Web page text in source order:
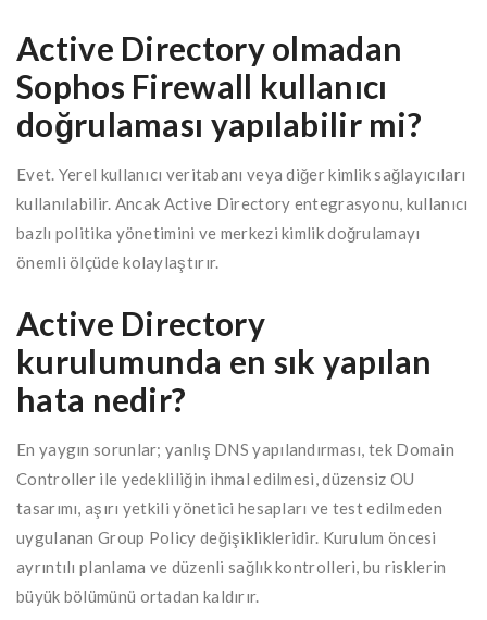
Active Directory olmadan
Sophos Firewall kullanıcı
doğrulaması yapılabilir mi?
Evet. Yerel kullanıcı veritabanı veya diğer kimlik sağlayıcıları
kullanılabilir. Ancak Active Directory entegrasyonu, kullanıcı
bazlı politika yönetimini ve merkezi kimlik doğrulamayı
önemli ölçüde kolaylaştırır.
Active Directory
kurulumunda en sık yapılan
hata nedir?
En yaygın sorunlar; yanlış DNS yapılandırması, tek Domain
Controller ile yedekliliğin ihmal edilmesi, düzensiz OU
tasarımı, aşırı yetkili yönetici hesapları ve test edilmeden
uygulanan Group Policy değişiklikleridir. Kurulum öncesi
ayrıntılı planlama ve düzenli sağlık kontrolleri, bu risklerin
büyük bölümünü ortadan kaldırır.